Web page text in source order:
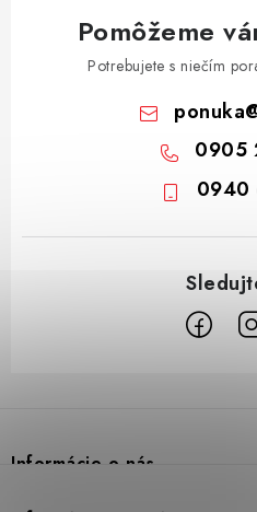
Pomôžeme
Potrebujete s niečím
ponuka
0905
0940
pInformácie o nás
Prečo DUAL BP